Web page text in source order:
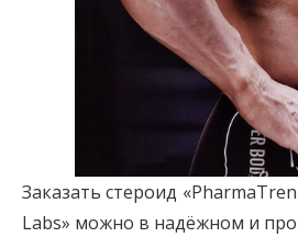
Заказать стероид
Labs» можно в надёжном и